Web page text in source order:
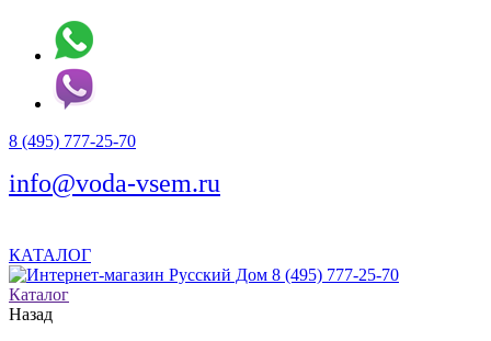
8 (495) 777-25-70
info@voda-vsem.ru
КАТАЛОГ
8 (495) 777-25-70
Каталог
Назад